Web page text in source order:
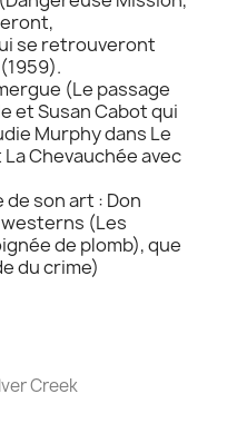
se retrouveront
(Le passage
et Susan Cabot qui
Murphy dans Le
Chevauchée avec
son art : Don
westerns (Les
de plomb), que
du crime)
Creek